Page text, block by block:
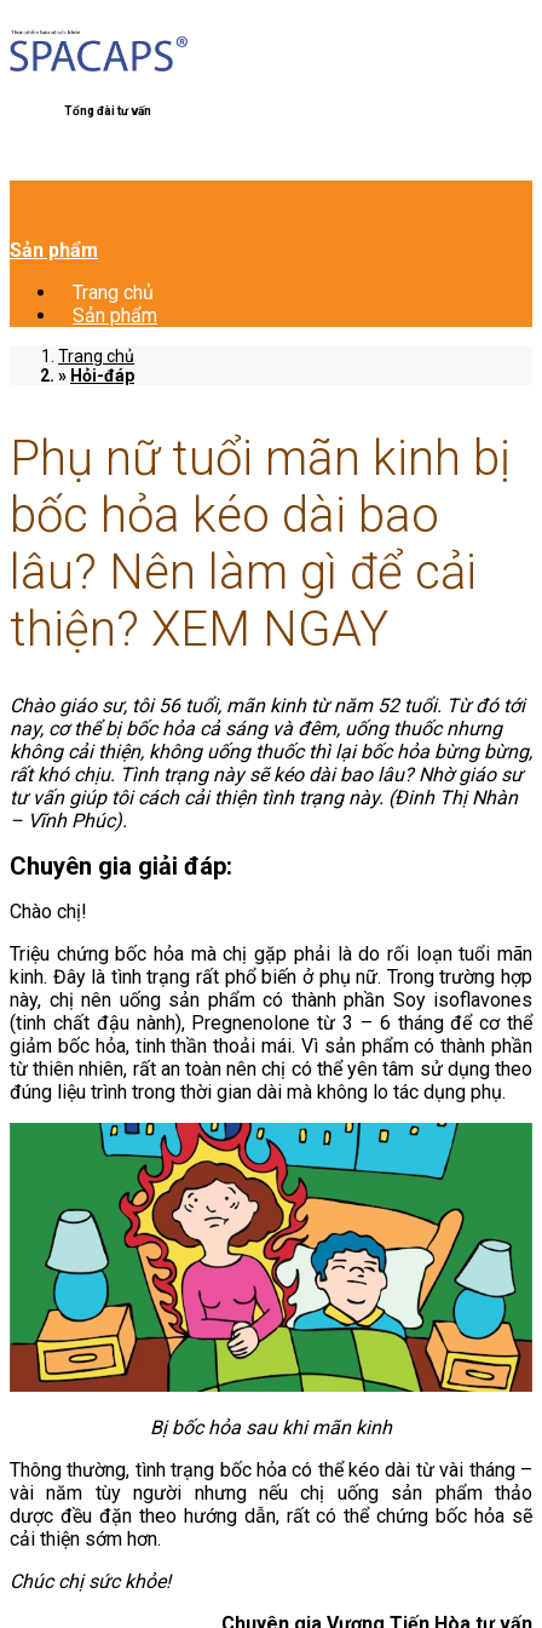
Tổng đài tư vấn
Sản phẩm
Trang chủ
Sản phẩm
Trang chủ
Hỏi-đáp
Phụ nữ tuổi mãn kinh bị
bốc hỏa kéo dài bao
lâu? Nên làm gì để cải
thiện? XEM NGAY
Chào giáo sư, tôi 56 tuổi, mãn kinh từ năm 52 tuổi. Từ đó tới
nay, cơ thể bị bốc hỏa cả sáng và đêm, uống thuốc nhưng
không cải thiện, không uống thuốc thì lại bốc hỏa bừng bừng,
rất khó chịu. Tình trạng này sẽ kéo dài bao lâu? Nhờ giáo sư
tư vấn giúp tôi cách cải thiện tình trạng này. (Đinh Thị Nhàn
– Vĩnh Phúc).
Chuyên gia giải đáp:
Chào chị!
Triệu chứng bốc hỏa mà chị gặp phải là do rối loạn tuổi mãn
kinh. Đây là tình trạng rất phổ biến ở phụ nữ. Trong trường hợp
này, chị nên uống sản phẩm có thành phần Soy isoflavones
(tinh chất đậu nành), Pregnenolone từ 3 – 6 tháng để cơ thể
giảm bốc hỏa, tinh thần thoải mái. Vì sản phẩm có thành phần
từ thiên nhiên, rất an toàn nên chị có thể yên tâm sử dụng theo
đúng liệu trình trong thời gian dài mà không lo tác dụng phụ.
Bị bốc hỏa sau khi mãn kinh
Thông thường, tình trạng bốc hỏa có thể kéo dài từ vài tháng –
vài năm tùy người nhưng nếu chị uống sản phẩm thảo
dược đều đặn theo hướng dẫn, rất có thể chứng bốc hỏa sẽ
cải thiện sớm hơn.
Chúc chị sức khỏe!